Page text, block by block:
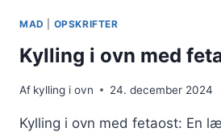
MAD OPSKRIFTER
Kylling i ovn med
Af kylling i ovn 24. december 2024
Kylling i ovn med fetaost: En